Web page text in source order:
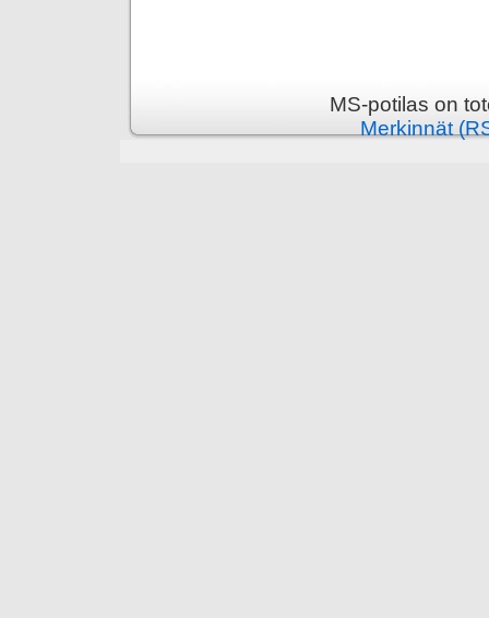
MS-potilas on
Merkinnät